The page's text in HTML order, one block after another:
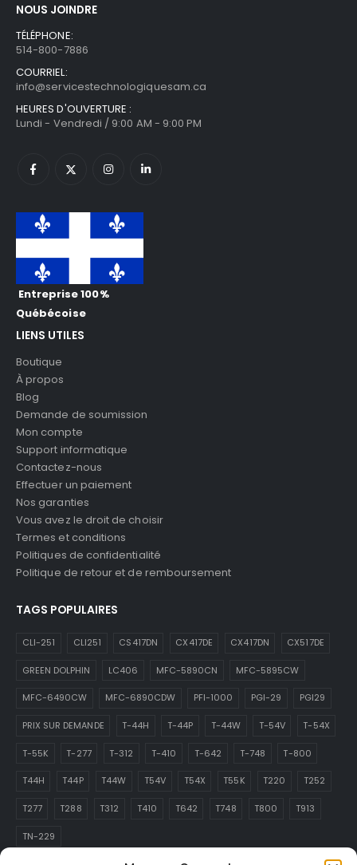
NOUS JOINDRE
TÉLÉPHONE:
514-800-7886
COURRIEL:
info@servicestechnologiquesam.ca
HEURES D'OUVERTURE :
Lundi - Vendredi / 9:00 AM - 9:00 PM
Entreprise 100%
Québécoise
LIENS UTILES
Boutique
À propos
Blog
Demande de soumission
Mon compte
Support informatique
Contactez-nous
Effectuer un paiement
Nos garanties
Vous avez le droit de choisir
Termes et conditions
Politiques de confidentialité
Politique de retour et de remboursement
TAGS POPULAIRES
CLI-251 CLI251 CS417DN CX417DE CX417DN CX517DE
GREEN DOLPHIN LC406 MFC-5890CN MFC-5895CW
MFC-6490CW MFC-6890CDW PFI-1000 PGI-29 PGI29
PRIX SUR DEMANDE T-44H T-44P T-44W T-54V T-54X
T-55K T-277 T-312 T-410 T-642 T-748 T-800
T44H T44P T44W T54V T54X T55K T220 T252
T277 T288 T312 T410 T642 T748 T800 T913
TN-229